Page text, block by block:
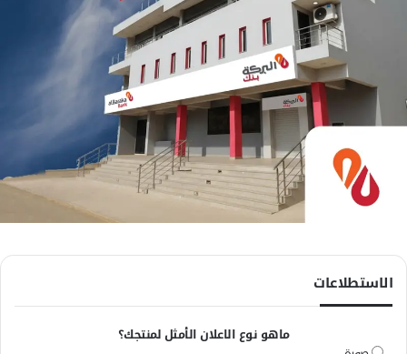
الاستطلاعات
ماهو نوع الاعلان الأمثل لمنتجك؟